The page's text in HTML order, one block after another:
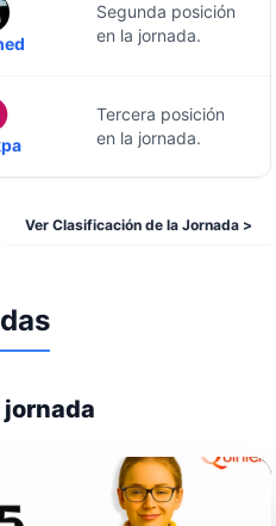
Segunda posición
en la jornada.
Tercera posición
en la jornada.
Ver Clasificación de la Jornada >